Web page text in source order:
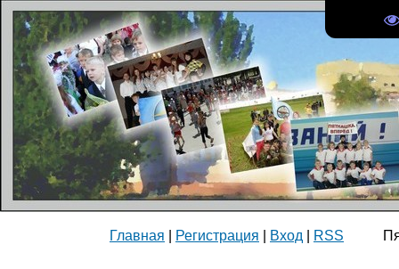
Главная Регистрация Вход RSS